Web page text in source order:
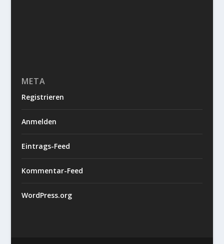
META
Registrieren
Anmelden
Eintrags-Feed
Kommentar-Feed
WordPress.org